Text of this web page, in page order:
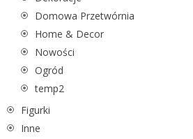
Domowa Przetwórnia
Home & Decor
Nowości
Ogród
temp2
Figurki
Inne